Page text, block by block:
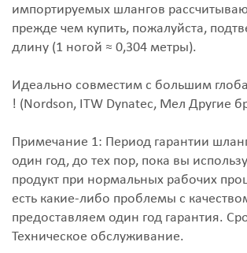
импортируемых шлангов
прежде чем купить, пожалуйста,
длину (1 ногой ≈ 0,304 метры).
Идеально совместим с большим
! (Nordson, ITW Dynatec, Мел Другие
Примечание 1: Период гарантии
один год, до тех пор, пока вы
продукт при нормальных рабочих
есть какие-либо проблемы с
предоставляем один год гарантия.
Техническое обслуживание.